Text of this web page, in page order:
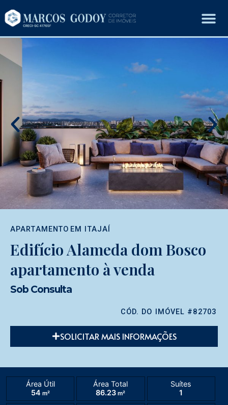
APARTAMENTO EM ITAJAÍ
Edifício Alameda dom Bosco
apartamento à venda
Sob Consulta
CÓD. DO IMÓVEL #82703
SOLICITAR MAIS INFORMAÇÕES
Área Útil
54 m²
Área Total
86.23 m²
Suítes
1